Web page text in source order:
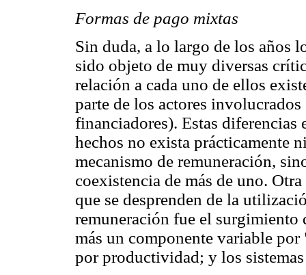
Formas de pago mixtas
Sin duda, a lo largo de los años
sido objeto de muy diversas
relación a cada uno de ellos
parte de los actores
financiadores). Estas diferencias
hechos no exista prácticamente
mecanismo de remuneración,
coexistencia de más de uno.
que se desprenden de la
remuneración fue el
más un componente variable
por productividad; y los